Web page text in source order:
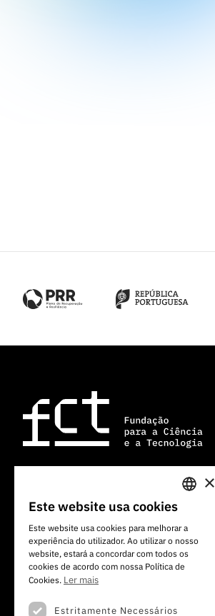
Av. do Brasil, 101
+351 213 924 300
PORTUGUESE
ENGLISH
×
Este website usa cookies
Este website usa cookies para melhorar a
experiência do utilizador. Ao utilizar o nosso
website, estará a concordar com todos os
cookies de acordo com nossa Política de
Cookies. Ler mais
Estritamente Necessários